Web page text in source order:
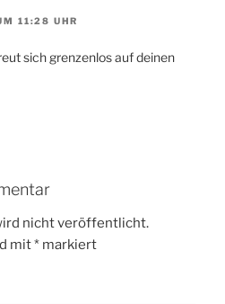
11:28 UHR
sich grenzenlos auf deinen
nicht veröffentlicht.
mit* markiert